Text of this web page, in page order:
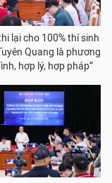
lại cho 100% thí sinh
Quang là phương
hợp lý, hợp pháp”